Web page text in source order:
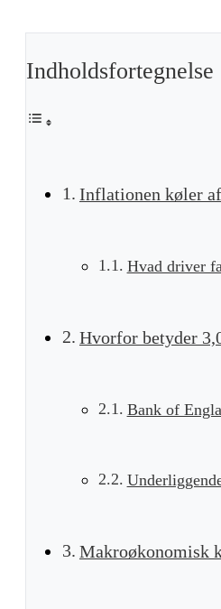
Indholdsfortegnelse
Inflationen køler
Hvad driver
Hvorfor betyder
Bank of
Makroøkonomisk